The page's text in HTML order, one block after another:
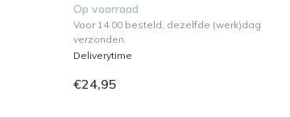
Op voorraad
Voor 14.00 besteld, dezelfde (werk)dag
verzonden.
Deliverytime
€24,95